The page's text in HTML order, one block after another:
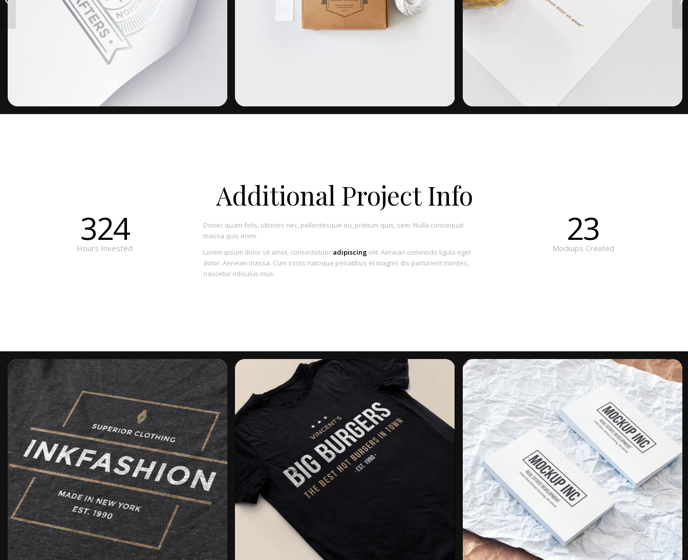
324
Hours Invested
Additional Project Info
Donec quam felis, ultricies nec, pellentesque eu, pretium quis, sem. Nulla consequat
massa quis enim.
Lorem ipsum dolor sit amet, consectetuer adipiscingelit. Aenean commodo ligula eget
dolor. Aenean massa. Cum sociis natoque penatibus et magnis dis parturient montes,
nascetur ridiculus mus.
23
Mockups Created